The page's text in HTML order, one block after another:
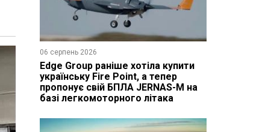
06 серпень 2026
Edge Group раніше хотіла купити
українську Fire Point, а тепер
пропонує свій БПЛА JERNAS-M на
базі легкомоторного літака